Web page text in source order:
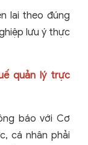
lai theo đúng
lưu ý thực
quản lý trực
báo với Cơ
cá nhân phải